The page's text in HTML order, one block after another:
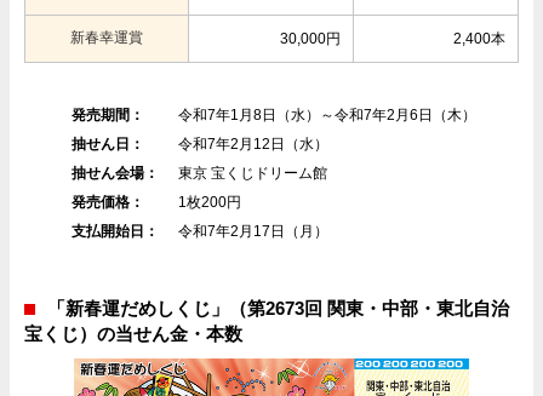
新春幸運賞 30,000円 2,400本
発売期間：
令和7年1月8日（水）～令和7年2月6日（木）
抽せん日：
令和7年2月12日（水）
抽せん会場：
東京 宝くじドリーム館
発売価格：
1枚200円
支払開始日：
令和7年2月17日（月）
「新春運だめしくじ」（第2673回 関東・中部・東北自治
宝くじ）の当せん金・本数